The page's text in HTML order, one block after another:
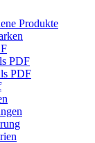
Produkte
PDF
PDF